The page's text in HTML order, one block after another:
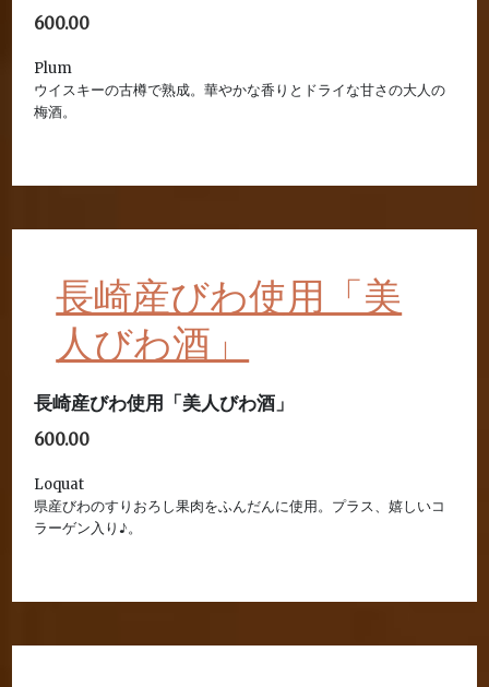
600.00
Plum
ウイスキーの古樽で熟成。華やかな香りとドライな甘さの大人の
梅酒。
長崎産びわ使用「美
人びわ酒」
長崎産びわ使用「美人びわ酒」
600.00
Loquat
県産びわのすりおろし果肉をふんだんに使用。プラス、嬉しいコ
ラーゲン入り♪。